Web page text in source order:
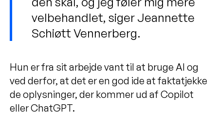
velbehandlet, siger Jeannette
Schiøtt Vennerberg.
Hun er fra sit arbejde vant til at bruge AI og
ved derfor, at det er en god ide at faktatjekke
de oplysninger, der kommer ud af Copilot
eller ChatGPT.